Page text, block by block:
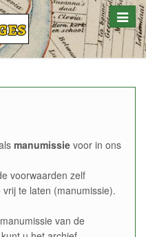
Toggle
manumissie voor in ons
voorwaarden zelf
te laten (manumissie).
van de